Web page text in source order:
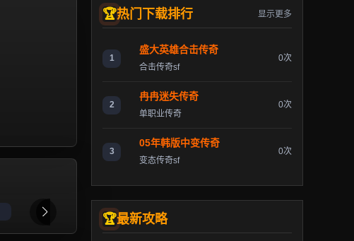
热门下载排行 显示更多
1
盛大英雄合击传奇
合击传奇sf
0次
2
冉冉迷失传奇
单职业传奇
0次
3
05年韩版中变传奇
变态传奇sf
0次
最新攻略